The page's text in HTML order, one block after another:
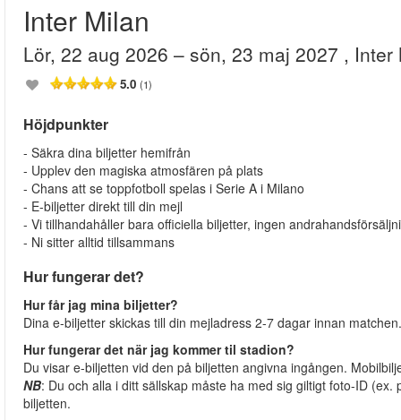
Inter Milan
lör, 22 aug 2026 – sön, 23 maj 2027 ,
5.0 (1)
Höjdpunkter
- Säkra dina biljetter hemifrån
- Upplev den magiska atmosfären på plats
- Chans att se toppfotboll spelas i Serie A i Milano
- E-biljetter direkt till din mejl
- Vi tillhandahåller bara officiella biljetter, ingen
- Ni sitter alltid tillsammans
Hur fungerar det?
Hur får jag mina biljetter?
Dina e-biljetter skickas till din mejladress 2-7 dagar innan matchen.
Hur fungerar det när jag kommer til stadion?
Du visar e-biljetten vid den på biljetten angivna ingången.
NB: Du och alla i ditt sällskap måste ha med sig giltigt foto-ID
biljetten.